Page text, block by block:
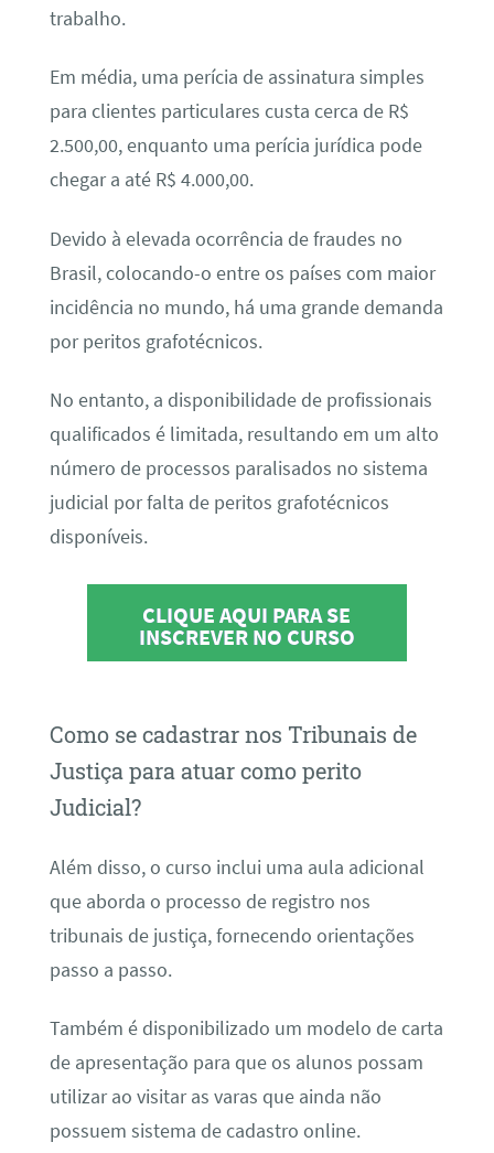
trabalho.
Em média, uma perícia de assinatura simples
para clientes particulares custa cerca de R$
2.500,00, enquanto uma perícia jurídica pode
chegar a até R$ 4.000,00.
Devido à elevada ocorrência de fraudes no
Brasil, colocando-o entre os países com maior
incidência no mundo, há uma grande demanda
por peritos grafotécnicos.
No entanto, a disponibilidade de profissionais
qualificados é limitada, resultando em um alto
número de processos paralisados no sistema
judicial por falta de peritos grafotécnicos
disponíveis.
CLIQUE AQUI PARA SE
INSCREVER NO CURSO
Como se cadastrar nos Tribunais de
Justiça para atuar como perito
Judicial?
Além disso, o curso inclui uma aula adicional
que aborda o processo de registro nos
tribunais de justiça, fornecendo orientações
passo a passo.
Também é disponibilizado um modelo de carta
de apresentação para que os alunos possam
utilizar ao visitar as varas que ainda não
possuem sistema de cadastro online.